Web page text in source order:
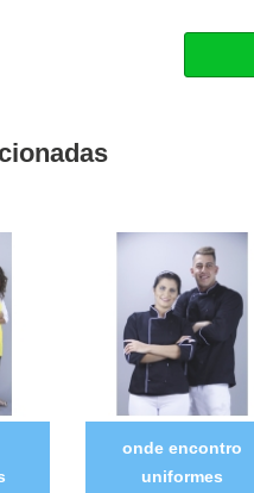
onde encontro
uniformes